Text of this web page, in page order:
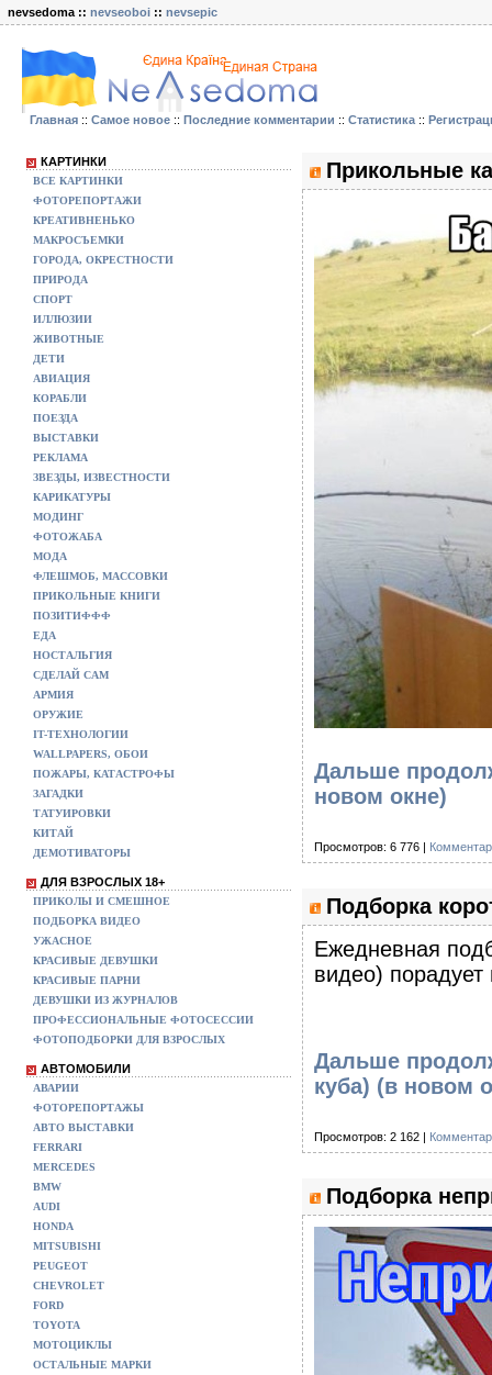
nevsedoma :: nevseoboi :: nevsepic
Главная :: Самое новое :: Последние комментарии :: Статистика ::
КАРТИНКИ
ВСЕ КАРТИНКИ
ФОТОРЕПОРТАЖИ
КРЕАТИВНЕНЬКО
МАКРОСЪЕМКИ
ГОРОДА, ОКРЕСТНОСТИ
ПРИРОДА
СПОРТ
ИЛЛЮЗИИ
ЖИВОТНЫЕ
ДЕТИ
АВИАЦИЯ
КОРАБЛИ
ПОЕЗДА
ВЫСТАВКИ
РЕКЛАМА
ЗВЕЗДЫ, ИЗВЕСТНОСТИ
КАРИКАТУРЫ
МОДИНГ
ФОТОЖАБА
МОДА
ФЛЕШМОБ, МАССОВКИ
ПРИКОЛЬНЫЕ КНИГИ
ПОЗИТИФФФ
ЕДА
НОСТАЛЬГИЯ
СДЕЛАЙ САМ
АРМИЯ
ОРУЖИЕ
IT-ТЕХНОЛОГИИ
WALLPAPERS, ОБОИ
ПОЖАРЫ, КАТАСТРОФЫ
ЗАГАДКИ
ТАТУИРОВКИ
КИТАЙ
ДЕМОТИВАТОРЫ
ДЛЯ ВЗРОСЛЫХ 18+
ПРИКОЛЫ И СМЕШНОЕ
ПОДБОРКА ВИДЕО
УЖАСНОЕ
КРАСИВЫЕ ДЕВУШКИ
КРАСИВЫЕ ПАРНИ
ДЕВУШКИ ИЗ ЖУРНАЛОВ
ПРОФЕССИОНАЛЬНЫЕ ФОТОСЕССИИ
ФОТОПОДБОРКИ ДЛЯ ВЗРОСЛЫХ
АВТОМОБИЛИ
АВАРИИ
ФОТОРЕПОРТАЖЫ
АВТО ВЫСТАВКИ
FERRARI
MERCEDES
BMW
AUDI
HONDA
MITSUBISHI
PEUGEOT
CHEVROLET
FORD
TOYOTA
МОТОЦИКЛЫ
ОСТАЛЬНЫЕ МАРКИ
Прикольные
Дальше
новом окне)
Просмотров: 6 776 |
Подборка
Eжедневная
видео)
Дальше
куба) (в новом
Просмотров: 2 162 |
Подборка